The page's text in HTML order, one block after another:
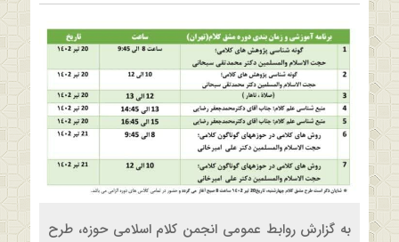
به گزارش روابط عمومی انجمن کلام اسلامی حوزه، طرح